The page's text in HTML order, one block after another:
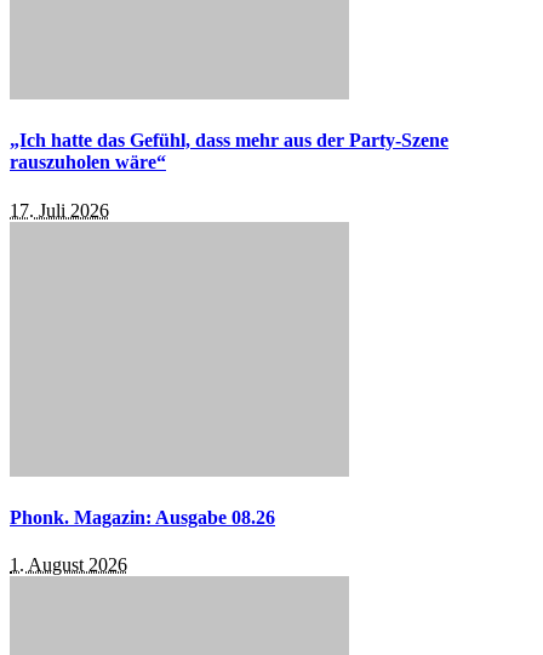
„Ich hatte das Gefühl, dass mehr aus der Party-Szene
rauszuholen wäre“
17. Juli 2026
Phonk. Magazin: Ausgabe 08.26
1. August 2026